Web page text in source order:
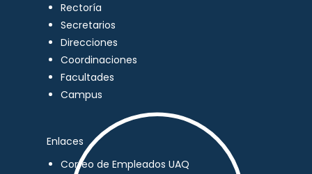
Rectoría
Secretarios
Direcciones
Coordinaciones
Facultades
Campus
Enlaces
Correo de Empleados UAQ